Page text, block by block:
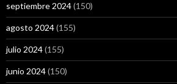
septiembre 2024(150)
agosto 2024(155)
julio 2024(155)
junio 2024(150)